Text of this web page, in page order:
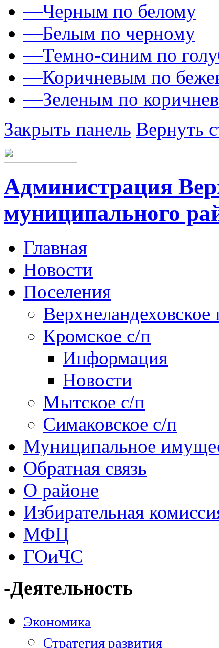
—Черным по белому
—Белым по черному
—Темно-синим по
—Коричневым по
—Зеленым по
Закрыть панель Вернуть
Администрация
муниципального
Главная
Новости
Поселения
Верхнеландеховское
Кромское с/п
Информация
Новости
Мытское с/п
Симаковское с/п
Муниципальное
Обратная связь
О районе
Избирательная
МФЦ
ГОиЧС
-Деятельность
Экономика
Стратегия развития